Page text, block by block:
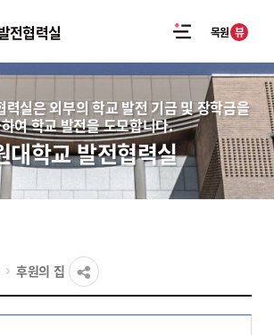
전협력실 목원 뷰
력실은 외부의 학교 발전 기금 및 장학금을
여 학교 발전을 도모합니다.
대학교 발전협력실
후원의 집